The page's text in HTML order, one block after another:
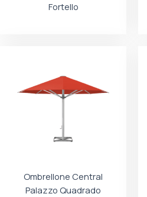
Fortello
Ombrellone Central
Palazzo Quadrado